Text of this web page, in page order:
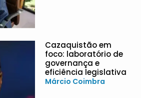
Cazaquistão em
foco: laboratório de
governança e
eficiência legislativa
Márcio Coimbra